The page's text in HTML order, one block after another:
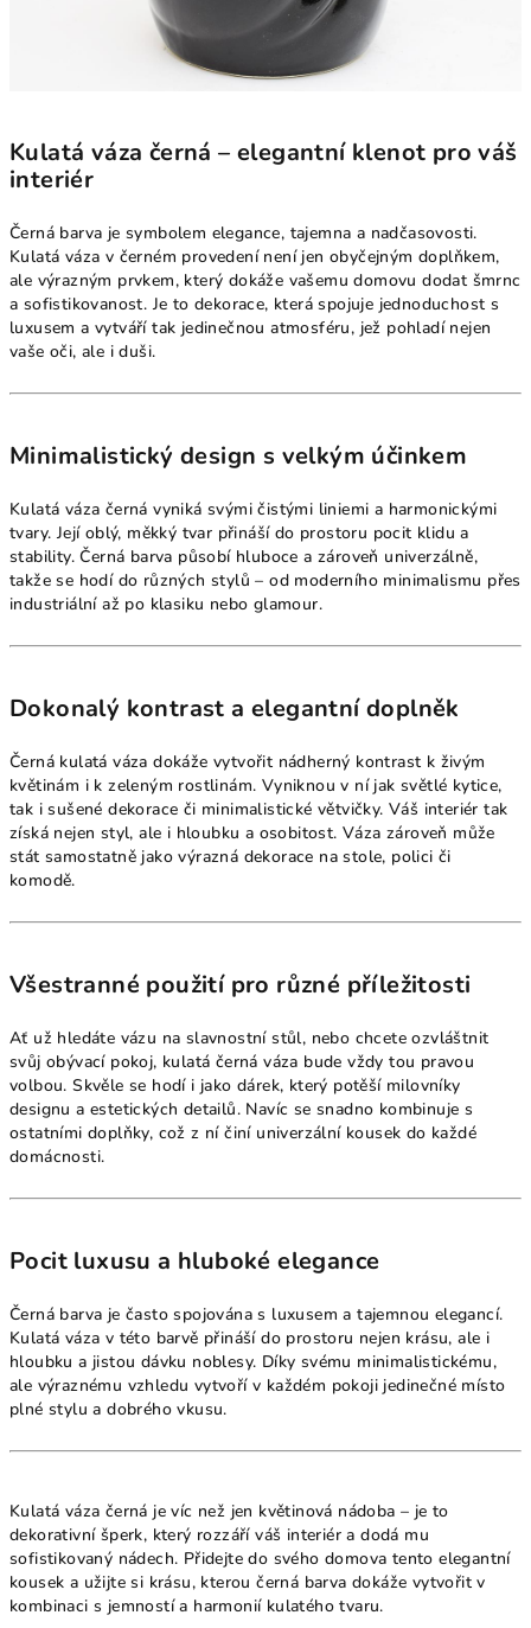
Kulatá váza černá – elegantní klenot pro váš
interiér
Černá barva je symbolem elegance, tajemna a nadčasovosti.
Kulatá váza v černém provedení není jen obyčejným doplňkem,
ale výrazným prvkem, který dokáže vašemu domovu dodat šmrnc
a sofistikovanost. Je to dekorace, která spojuje jednoduchost s
luxusem a vytváří tak jedinečnou atmosféru, jež pohladí nejen
vaše oči, ale i duši.
Minimalistický design s velkým účinkem
Kulatá váza černá vyniká svými čistými liniemi a harmonickými
tvary. Její oblý, měkký tvar přináší do prostoru pocit klidu a
stability. Černá barva působí hluboce a zároveň univerzálně,
takže se hodí do různých stylů – od moderního minimalismu přes
industriální až po klasiku nebo glamour.
Dokonalý kontrast a elegantní doplněk
Černá kulatá váza dokáže vytvořit nádherný kontrast k živým
květinám i k zeleným rostlinám. Vyniknou v ní jak světlé kytice,
tak i sušené dekorace či minimalistické větvičky. Váš interiér tak
získá nejen styl, ale i hloubku a osobitost. Váza zároveň může
stát samostatně jako výrazná dekorace na stole, polici či
komodě.
Všestranné použití pro různé příležitosti
Ať už hledáte vázu na slavnostní stůl, nebo chcete ozvláštnit
svůj obývací pokoj, kulatá černá váza bude vždy tou pravou
volbou. Skvěle se hodí i jako dárek, který potěší milovníky
designu a estetických detailů. Navíc se snadno kombinuje s
ostatními doplňky, což z ní činí univerzální kousek do každé
domácnosti.
Pocit luxusu a hluboké elegance
Černá barva je často spojována s luxusem a tajemnou elegancí.
Kulatá váza v této barvě přináší do prostoru nejen krásu, ale i
hloubku a jistou dávku noblesy. Díky svému minimalistickému,
ale výraznému vzhledu vytvoří v každém pokoji jedinečné místo
plné stylu a dobrého vkusu.
Kulatá váza černá je víc než jen květinová nádoba – je to
dekorativní šperk, který rozzáří váš interiér a dodá mu
sofistikovaný nádech. Přidejte do svého domova tento elegantní
kousek a užijte si krásu, kterou černá barva dokáže vytvořit v
kombinaci s jemností a harmonií kulatého tvaru.